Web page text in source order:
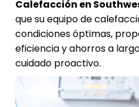
Calefacción en
que su equipo de
condiciones óptimas,
eficiencia y ahorros a
cuidado proactivo.